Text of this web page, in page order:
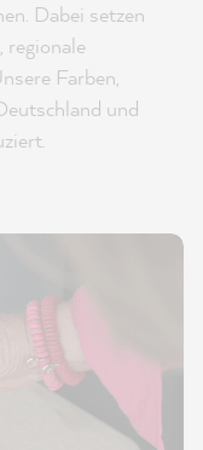
Dabei setzen
regionale
Farben,
und